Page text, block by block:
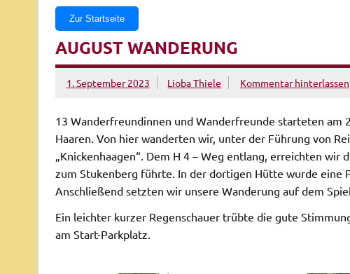
Zur Startseite
AUGUST WANDERUNG
1. September 2023 Lioba Thiele Kommentar hinterlassen
13 Wanderfreundinnen und Wanderfreunde starteten am
Haaren. Von hier wanderten wir, unter der Führung von
„Knickenhaagen“. Dem H 4 – Weg entlang, erreichten
zum Stukenberg führte. In der dortigen Hütte wurde eine
Anschließend setzten wir unsere Wanderung auf dem
Ein leichter kurzer Regenschauer trübte die gute
am Start-Parkplatz.